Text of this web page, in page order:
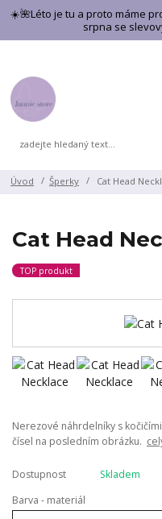
☀️🌺Léto je tu a proto máme
srpna se
Úvod Šperky Cat Head
Cat Head
TOP produkt
Nerezové náhrdelníky s
čísel na posledním obrázku.
Dostupnost
Skladem
Barva - materiál